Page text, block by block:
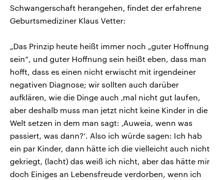
Schwangerschaft herangehen, findet der erfahrene
Geburtsmediziner Klaus Vetter:
„Das Prinzip heute heißt immer noch „guter Hoffnung
sein“, und guter Hoffnung sein heißt eben, dass man
hofft, dass es einen nicht erwischt mit irgendeiner
negativen Diagnose; wir sollten auch darüber
aufklären, wie die Dinge auch ‚mal nicht gut laufen,
aber deshalb muss man jetzt nicht keine Kinder in die
Welt setzen in dem man sagt: ‚Auweia, wenn was
passiert, was dann?‘. Also ich würde sagen: Ich hab
ein par Kinder, dann hätte ich die vielleicht auch nicht
gekriegt, (lacht) das weiß ich nicht, aber das hätte mir
doch Einiges an Lebensfreude verdorben, wenn ich